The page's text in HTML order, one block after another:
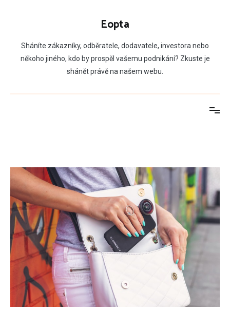
Eopta
Sháníte zákazníky, odběratele, dodavatele, investora nebo
někoho jiného, kdo by prospěl vašemu podnikání? Zkuste je
shánět právě na našem webu.